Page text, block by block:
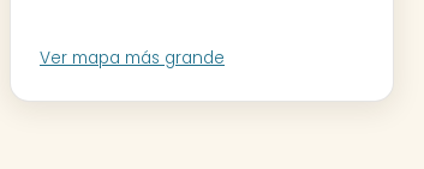
Ver mapa más grande